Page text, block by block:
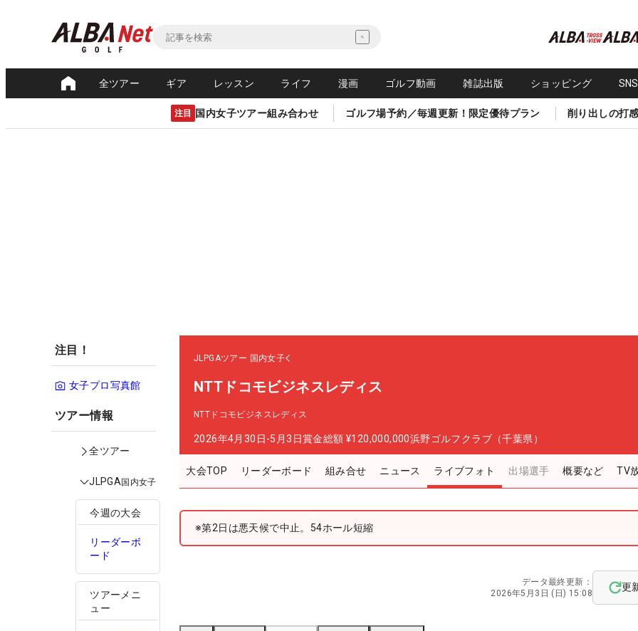
全ツアー ギア レッスン ライフ 漫画 ゴルフ動画 雑誌出版 ショッピング
注目 国内女子ツアー組み合わせ ゴルフ場予約／毎週更新！限定優待プラン 削り出しの打
注目！
女子プロ写真館
ツアー情報
全ツアー
JLPGA国内女子
今週の大会
リーダーボ
ード
ツアーメニ
ュー
JLPGAツアー 国内女子
NTTドコモビジネスレディス
NTTドコモビジネスレディス
2026年4月30日-5月3日賞金総額 ¥120,000,000浜野ゴルフクラブ（千葉県）
大会TOP リーダーボード 組み合せ ニュース ライブフォト 出場選手 概要など TV
※第2日は悪天候で中止。54ホール短縮
データ最終更新：
2026年5月3日 (日) 15:08
更